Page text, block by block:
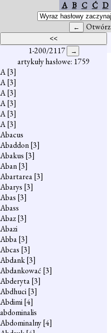
A B C Ć D
Otwórz
1-200/2117
artykuły hasłowe: 1759
A[3]
A[3]
A[3]
A[3]
A[3]
A[3]
Abacus
Abaddon[3]
Abakus [3]
Aban[3]
Abartarea[3]
Abarys [3]
Abas [3]
Abass
Abaz[3]
Abazi
Abba[3]
Abcas [3]
Abdank[3]
Abdankować [3]
Abderyta[3]
Abdhuci[3]
Abdimi[4]
abdominalis
Abdominalny[4]